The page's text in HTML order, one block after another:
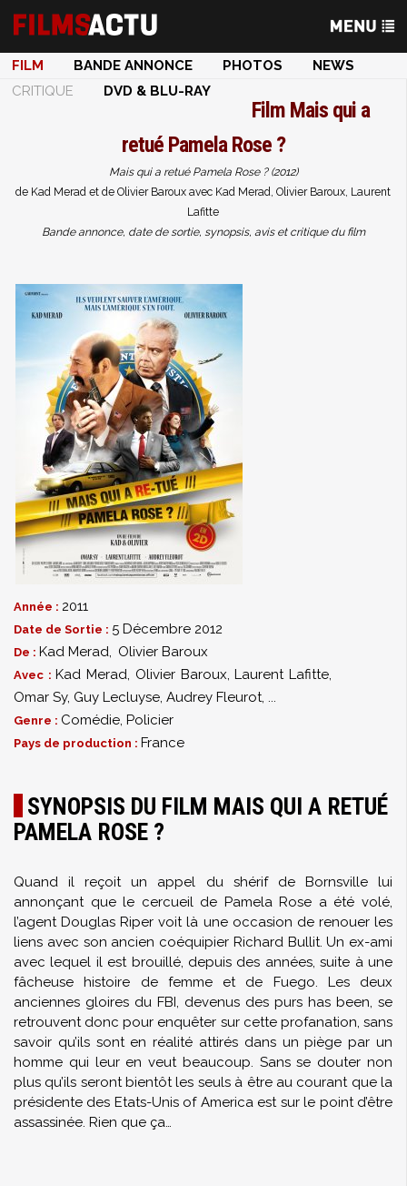
FILM BANDE ANNONCE PHOTOS
NEWS
CRITIQUE
DVD & BLU-RAY
Film Mais qui a
retué Pamela Rose ?
Mais qui a retué Pamela Rose ? (2012)
de Kad Merad et de Olivier Baroux avec Kad Merad, Olivier Baroux, Laurent
Lafitte
Bande annonce, date de sortie, synopsis, avis et critique du film
Année : 2011
Date de Sortie : 5 Décembre 2012
De : Kad Merad, Olivier Baroux
Avec : Kad Merad, Olivier Baroux,Laurent Lafitte,
Omar Sy, Guy Lecluyse, Audrey Fleurot, ...
Genre : Comédie, Policier
Pays de production : France
SYNOPSIS DU FILM MAIS QUI A RETUÉ
PAMELA ROSE ?
Quand il reçoit un appel du shérif de Bornsville lui
annonçant que le cercueil de Pamela Rose a été volé,
l’agent Douglas Riper voit là une occasion de renouer les
liens avec son ancien coéquipier Richard Bullit. Un ex-ami
avec lequel il est brouillé, depuis des années, suite à une
fâcheuse histoire de femme et de Fuego. Les deux
anciennes gloires du FBI, devenus des purs has been, se
retrouvent donc pour enquêter sur cette profanation, sans
savoir qu’ils sont en réalité attirés dans un piège par un
homme qui leur en veut beaucoup. Sans se douter non
plus qu’ils seront bientôt les seuls à être au courant que la
présidente des Etats-Unis of America est sur le point d’être
assassinée. Rien que ça…